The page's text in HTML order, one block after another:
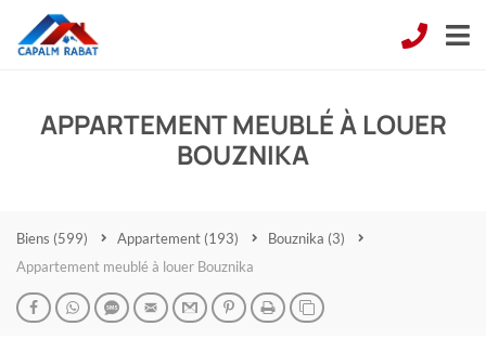
APPARTEMENT MEUBLÉ À LOUER
BOUZNIKA
Biens (599) Appartement (193) Bouznika (3)
Appartement meublé à louer Bouznika